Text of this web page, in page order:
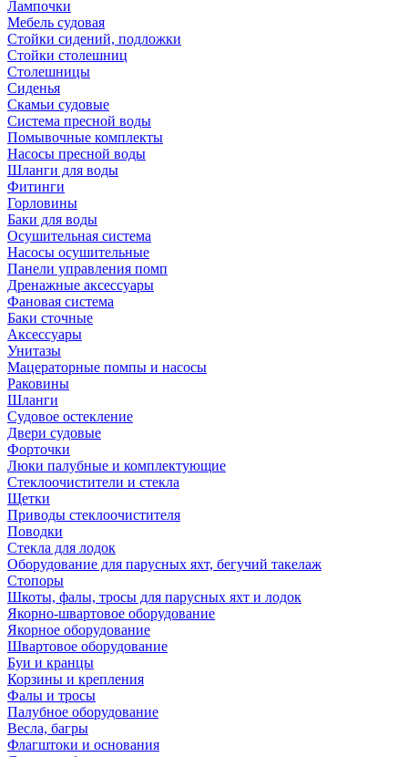
Лампочки
Мебель судовая
Стойки сидений, подложки
Стойки столешниц
Столешницы
Сиденья
Скамьи судовые
Система пресной воды
Помывочные комплекты
Насосы пресной воды
Шланги для воды
Фитинги
Горловины
Баки для воды
Осушительная система
Насосы осушительные
Панели управления помп
Дренажные аксессуары
Фановая система
Баки сточные
Аксессуары
Унитазы
Мацераторные помпы и насосы
Раковины
Шланги
Судовое остекление
Двери судовые
Форточки
Люки палубные и комплектующие
Стеклоочистители и стекла
Щетки
Приводы стеклоочистителя
Поводки
Стекла для лодок
Оборудование для парусных яхт, бегучий такелаж
Стопоры
Шкоты, фалы, тросы для парусных яхт и лодок
Якорно-швартовое оборудование
Якорное оборудование
Швартовое оборудование
Буи и кранцы
Корзины и крепления
Фалы и тросы
Палубное оборудование
Весла, багры
Флагштоки и основания